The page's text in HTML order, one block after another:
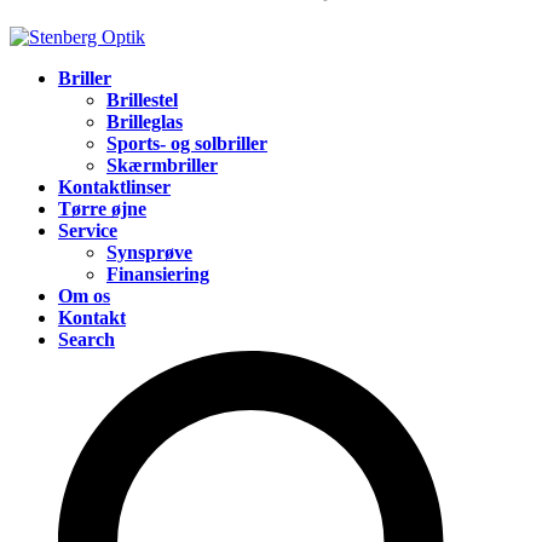
Briller
Brillestel
Brilleglas
Sports- og solbriller
Skærmbriller
Kontaktlinser
Tørre øjne
Service
Synsprøve
Finansiering
Om os
Kontakt
Search